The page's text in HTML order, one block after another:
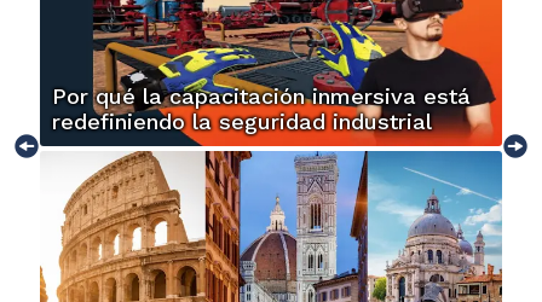
Por qué la capacitación inmersiva está
redefiniendo la seguridad industrial